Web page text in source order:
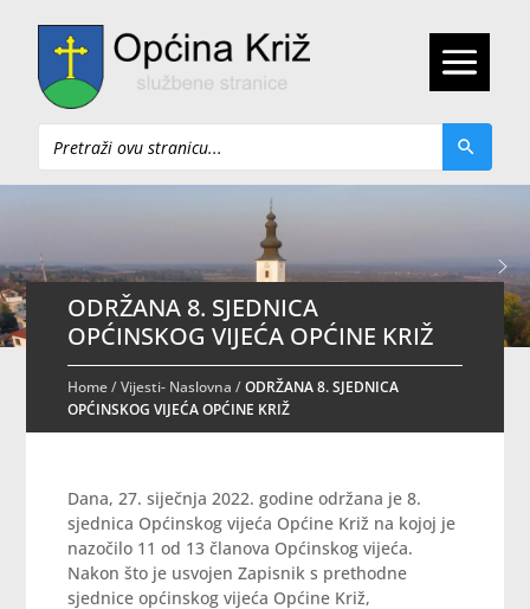
Pretraži
ODRŽANA 8. SJEDNICA
OPĆINSKOG VIJEĆA OPĆINE KRIŽ
Home/Vijesti- Naslovna /ODRŽANA 8. SJEDNICA
OPĆINSKOG VIJEĆA OPĆINE KRIŽ
Dana, 27. siječnja 2022. godine održana je 8.
sjednica Općinskog vijeća Općine Križ na kojoj je
nazočilo 11 od 13 članova Općinskog vijeća.
Nakon što je usvojen Zapisnik s prethodne
sjednice općinskog vijeća Općine Križ,